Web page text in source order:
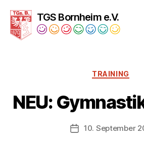
TGS Bornheim e.V.
TRAINING
NEU:
10. September